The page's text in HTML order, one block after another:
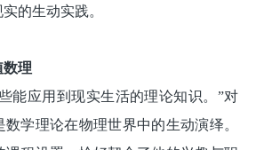
的生动实践。
数理
能应用到现实生活的理论知识。”对
学理论在物理世界中的生动演绎。